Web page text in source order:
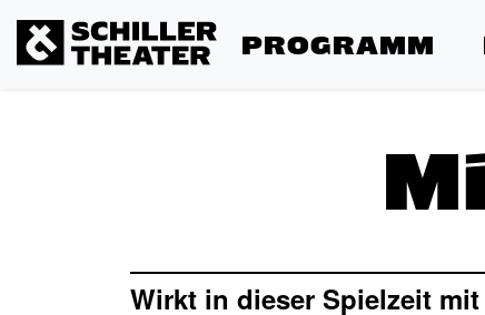
PROGRAMM
Wirkt in dieser Spielzeit